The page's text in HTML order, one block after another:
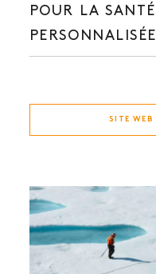
POUR LA SANTÉ
PERSONNALISÉE
SITE WEB